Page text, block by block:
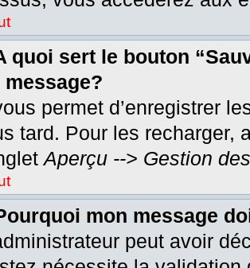
quoi sert le bouton
message?
permet d’enregistrer
tard. Pour les recharger,
Aperçu --> Gestion
mon message
peut avoir